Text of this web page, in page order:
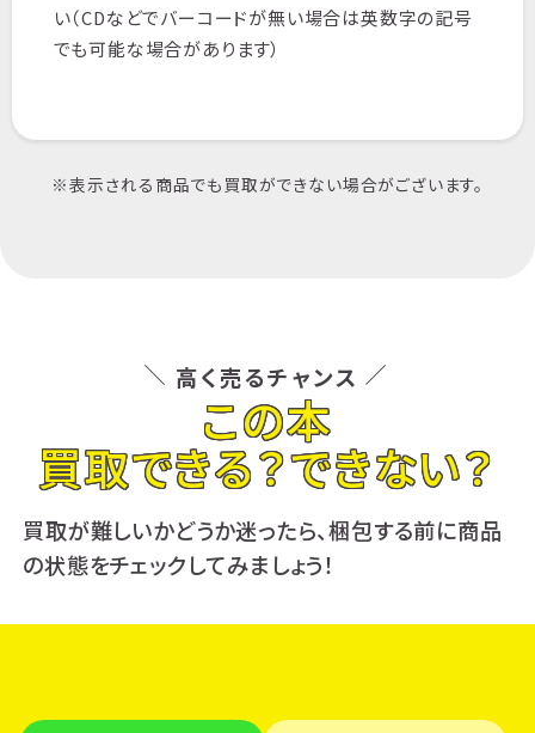
い（CDなどでバーコードが無い場合は英数字の記号
でも可能な場合があります）
※表示される商品でも買取ができない場合がございます。
高く売るチャンス
この本
買取できる？できない？
買取が難しいかどうか迷ったら、梱包する前に商品
の状態をチェックしてみましょう！